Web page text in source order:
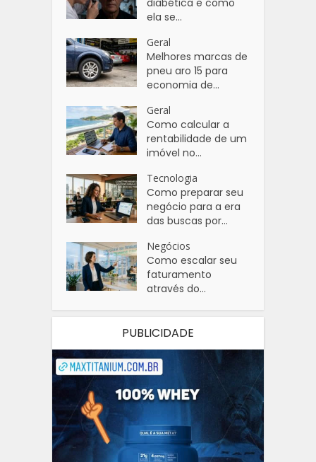
ela se...
Geral
Melhores marcas de
pneu aro 15 para
economia de...
Geral
Como calcular a
rentabilidade de um
imóvel no...
Tecnologia
Como preparar seu
negócio para a era
das buscas por...
Negócios
Como escalar seu
faturamento
através do...
PUBLICIDADE